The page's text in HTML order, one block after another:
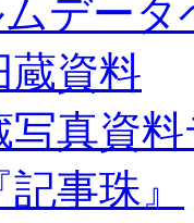
データ
蔵資料
写真資
事珠』